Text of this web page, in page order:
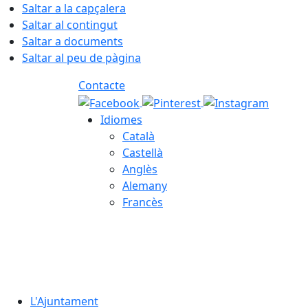
Saltar a la capçalera
Saltar al contingut
Saltar a documents
Saltar al peu de pàgina
Contacte
Idiomes
Català
Castellà
Anglès
Alemany
Francès
L'Ajuntament